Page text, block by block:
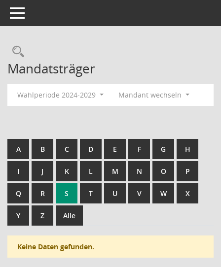
Toggle navigation
Rechercheauswahl
Mandatsträger
Wahlperiode 2024-2029 Mandant wechseln
A B C D E F G H
I J K L M N O P
Q R S T U V W X
Y Z Alle
Keine Daten gefunden.